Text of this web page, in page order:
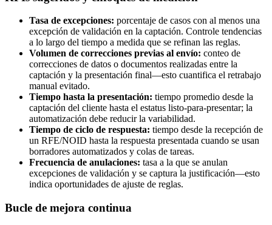
Tasa de excepciones: porcentaje de casos con al menos una
excepción de validación en la captación. Controle tendencias
a lo largo del tiempo a medida que se refinan las reglas.
Volumen de correcciones previas al envío: conteo de
correcciones de datos o documentos realizadas entre la
captación y la presentación final—esto cuantifica el retrabajo
manual evitado.
Tiempo hasta la presentación: tiempo promedio desde la
captación del cliente hasta el estatus listo-para-presentar; la
automatización debe reducir la variabilidad.
Tiempo de ciclo de respuesta: tiempo desde la recepción de
un RFE/NOID hasta la respuesta presentada cuando se usan
borradores automatizados y colas de tareas.
Frecuencia de anulaciones: tasa a la que se anulan
excepciones de validación y se captura la justificación—esto
indica oportunidades de ajuste de reglas.
Bucle de mejora continua